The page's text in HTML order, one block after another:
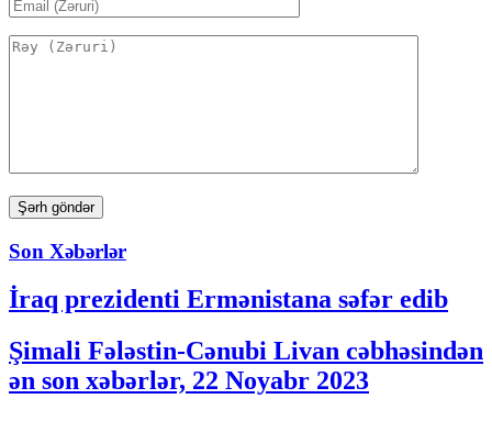
Son Xəbərlər
İraq prezidenti Ermənistana səfər edib
Şimali Fələstin-Cənubi Livan cəbhəsindən
ən son xəbərlər, 22 Noyabr 2023